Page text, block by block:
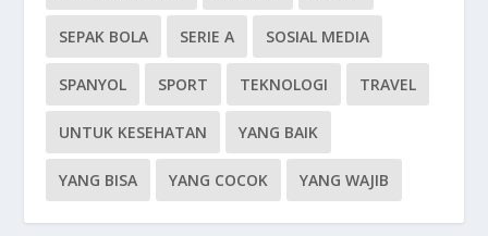
SEPAK BOLA SERIE A SOSIAL MEDIA
SPANYOL SPORT TEKNOLOGI TRAVEL
UNTUK KESEHATAN YANG BAIK
YANG BISA YANG COCOK YANG WAJIB